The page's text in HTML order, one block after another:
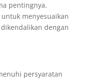
pentingnya.
menyesuaikan
dengan
persyaratan